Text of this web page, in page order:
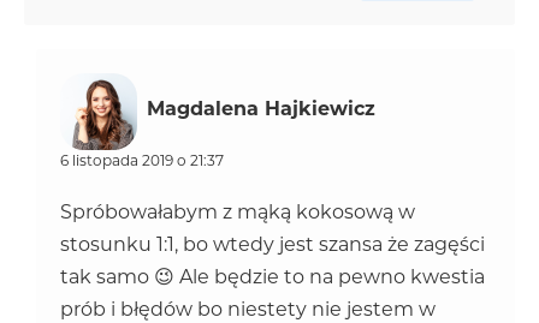
Magdalena Hajkiewicz
6 listopada 2019 o 21:37
Spróbowałabym z mąką kokosową w
stosunku 1:1, bo wtedy jest szansa że zagęści
tak samo 😉 Ale będzie to na pewno kwestia
prób i błędów bo niestety nie jestem w